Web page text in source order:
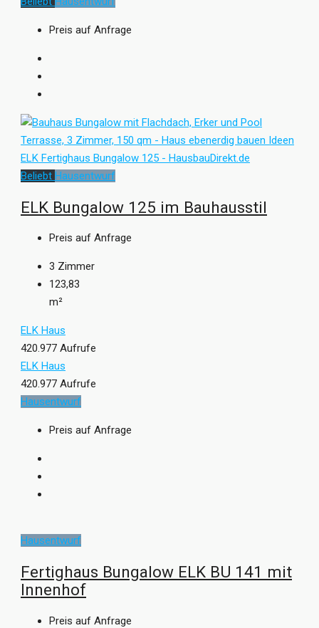
Preis auf Anfrage
Beliebt Hausentwurf
ELK Bungalow 125 im Bauhausstil
Preis auf Anfrage
3 Zimmer
123,83
m²
ELK Haus
420.977 Aufrufe
ELK Haus
420.977 Aufrufe
Hausentwurf
Preis auf Anfrage
Hausentwurf
Fertighaus Bungalow ELK BU 141 mit
Innenhof
Preis auf Anfrage